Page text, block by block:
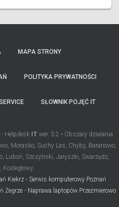
MAPA STRONY
POLITYKA PRYWATNOŚCI
SŁOWNIK POJĘĆ IT
- Helpdesk IT wer. 3.2 • Obszary działania:
Morasko, Suchy Las, Chyby, Baranowo,
Luboń, Szczytniki, Jaryszki, Swarzędz,
Koziegłowy.
Kiekrz • Serwis komputerowy Poznań
Żegrze • Naprawa laptopów Przeźmierowo